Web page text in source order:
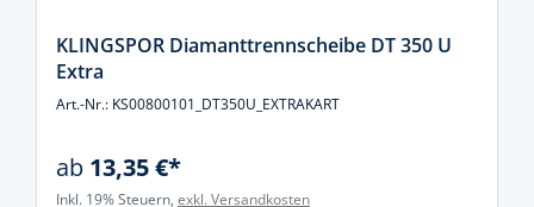
KLINGSPOR Diamanttrennscheibe DT 350 U
Extra
Art.-Nr.: KS00800101_DT350U_EXTRAKART
ab 13,35 €*
Inkl. 19% Steuern, exkl. Versandkosten